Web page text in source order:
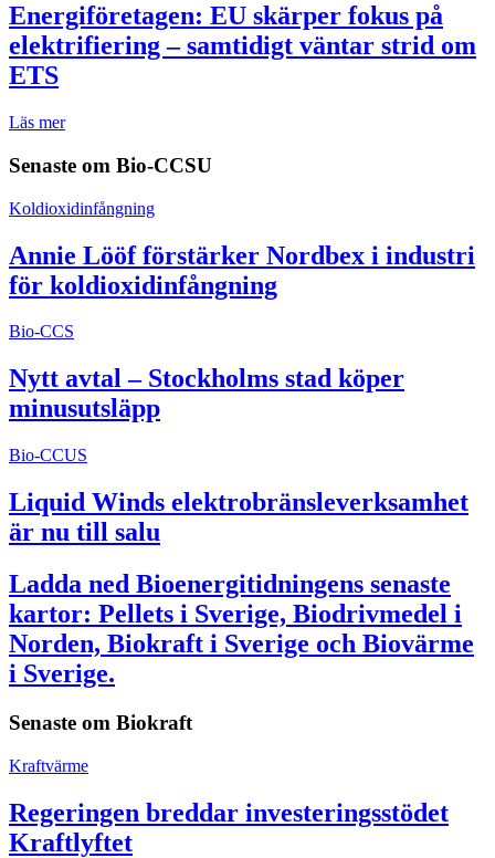
Energiföretagen: EU skärper fokus på
elektrifiering – samtidigt väntar strid om
ETS
Läs mer
Senaste om Bio-CCSU
Koldioxidinfångning
Annie Lööf förstärker Nordbex i industri
för koldioxidinfångning
Bio-CCS
Nytt avtal – Stockholms stad köper
minusutsläpp
Bio-CCUS
Liquid Winds elektrobränsleverksamhet
är nu till salu
Ladda ned Bioenergitidningens senaste
kartor: Pellets i Sverige, Biodrivmedel i
Norden, Biokraft i Sverige och Biovärme
i Sverige.
Senaste om Biokraft
Kraftvärme
Regeringen breddar investeringsstödet
Kraftlyftet